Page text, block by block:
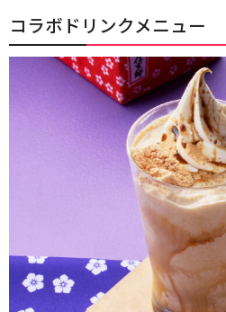
コラボドリンクメニュー